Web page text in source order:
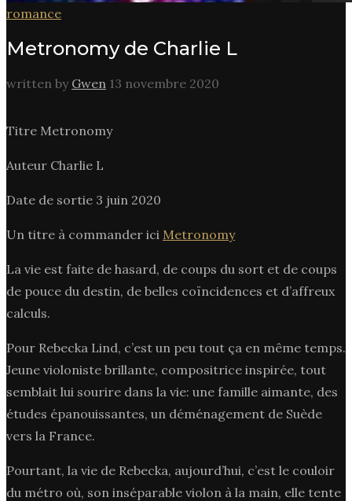
romance
Metronomy de Charlie L
written by Gwen 13 novembre 2020
Titre Metronomy
Auteur Charlie L
Date de sortie 3 juin 2020
Un titre à commander ici Metronomy
La vie est faite de hasard, de coups du sort et de coups
de pouce du destin, de belles coïncidences et d’affreux
calculs.
Pour Rebecka Lind, c’est un peu tout ça en même temps.
Jeune violoniste brillante, compositrice inspirée, tout
semblait lui sourire dans la vie: une famille aimante, des
études épanouissantes, un déménagement de Suède
vers la France.
Pourtant, la vie de Rebecka, aujourd’hui, c’est le couloir
du métro où, son inséparable violon à la main, elle tente